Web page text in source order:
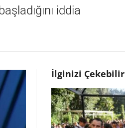
iddia
İlginizi Çekebilir